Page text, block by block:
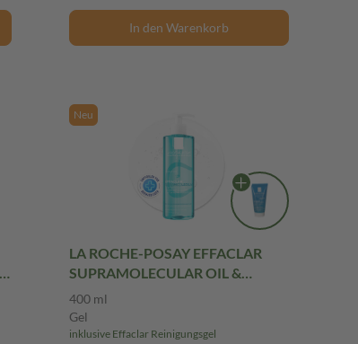
In den Warenkorb
Neu
LA ROCHE-POSAY EFFACLAR
SUPRAMOLECULAR OIL &
PORES CLEANSER 400 ml Gel
400 ml
Gel
inklusive Effaclar Reinigungsgel